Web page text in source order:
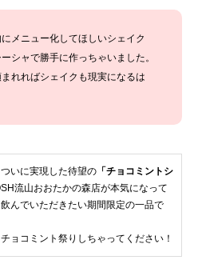
メニュー化してほしいシェイク
シャで勝手に作っちゃいました。
れればシェイクも現実になるは
いに実現した待望の 「チョコミントシ
流山おおたかの森店が本気になって
んでいただきたい期間限定の一品で
ョコミント祭りしちゃってください！